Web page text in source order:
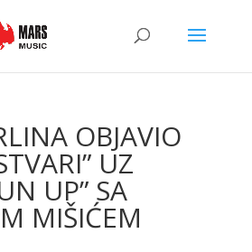
OBJAVIO
UZ
UP” SA
MIŠIĆEM